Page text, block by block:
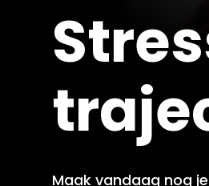
Maak vandaag nog